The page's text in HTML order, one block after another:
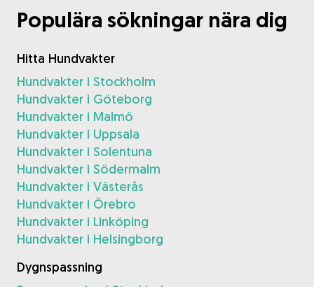
Populära sökningar nära dig
Hitta Hundvakter
Hundvakter i Stockholm
Hundvakter i Göteborg
Hundvakter i Malmö
Hundvakter i Uppsala
Hundvakter i Solentuna
Hundvakter i Södermalm
Hundvakter i Västerås
Hundvakter i Örebro
Hundvakter i Linköping
Hundvakter i Helsingborg
Dygnspassning